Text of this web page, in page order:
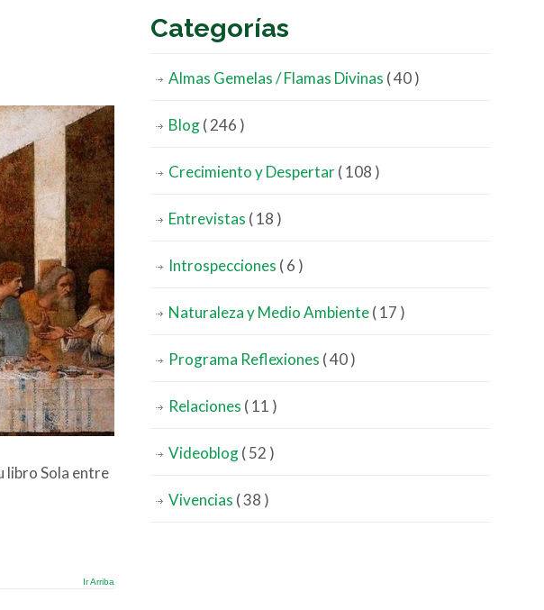
libro Sola entre
Ir Arriba
Categorías
Almas Gemelas / Flamas Divinas ( 40 )
Blog( 246 )
Crecimiento y Despertar( 108 )
Entrevistas ( 18 )
Introspecciones ( 6 )
Naturaleza y Medio Ambiente( 17 )
Programa Reflexiones ( 40 )
Relaciones ( 11 )
Videoblog( 52 )
Vivencias ( 38 )